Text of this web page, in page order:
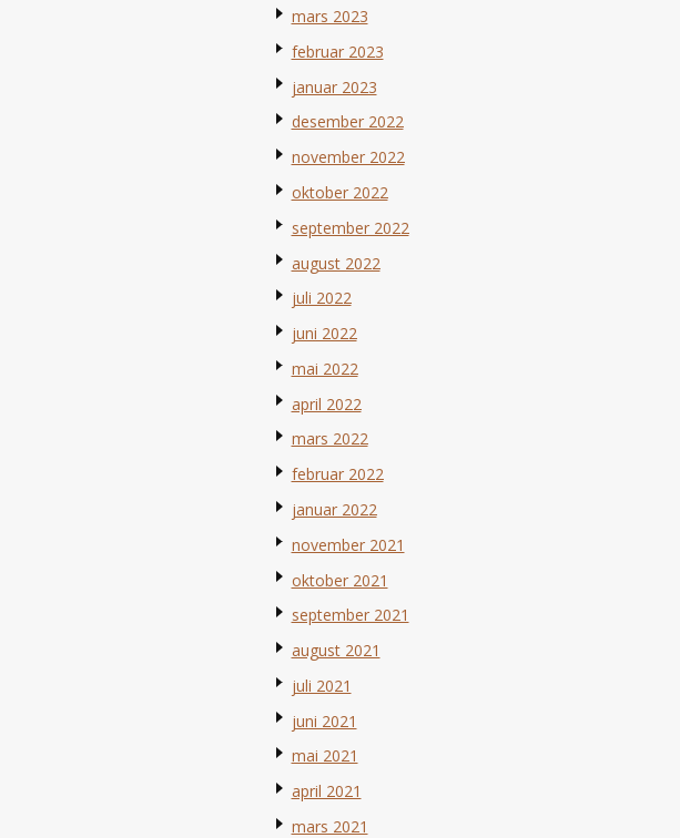
mars 2023
februar 2023
januar 2023
desember 2022
november 2022
oktober 2022
september 2022
august 2022
juli 2022
juni 2022
mai 2022
april 2022
mars 2022
februar 2022
januar 2022
november 2021
oktober 2021
september 2021
august 2021
juli 2021
juni 2021
mai 2021
april 2021
mars 2021